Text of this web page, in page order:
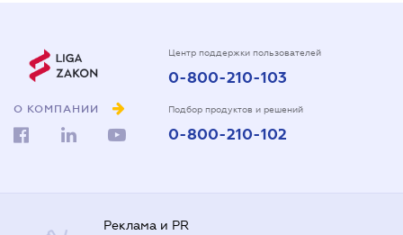
О КОМПАНИИ
Центр поддержки пользователей
0-800-210-103
Подбор продуктов и решений
0-800-210-102
Реклама и PR